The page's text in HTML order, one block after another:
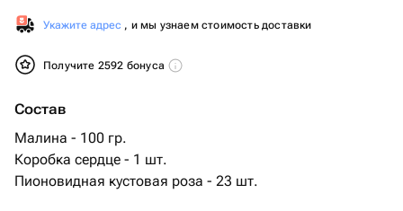
Укажите адрес , и мы узнаем стоимость доставки
Получите 2592 бонуса
Состав
Малина - 100 гр.
Коробка сердце - 1 шт.
Пионовидная кустовая роза - 23 шт.